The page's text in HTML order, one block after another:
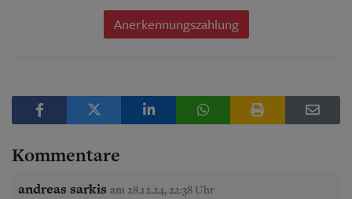
Anerkennungszahlung
Kommentare
andreas sarkis am 28.12.24, 22:38 Uhr